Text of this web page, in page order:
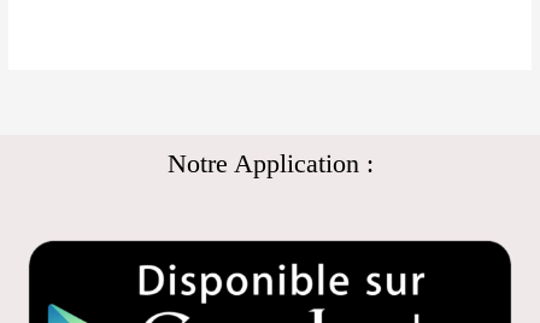
Notre Application :